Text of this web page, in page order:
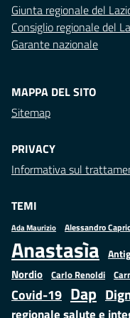
Giunta regionale del
Consiglio regionale del
Garante nazionale
MAPPA DEL SITO
Sitemap
PRIVACY
Informativa sul
TEMI
Ada Maurizio Alessandro
Anastasìa
Nordio Carlo Renoldi
Covid-19 Dap
regionale salute e